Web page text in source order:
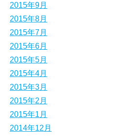
2015年9月
2015年8月
2015年7月
2015年6月
2015年5月
2015年4月
2015年3月
2015年2月
2015年1月
2014年12月